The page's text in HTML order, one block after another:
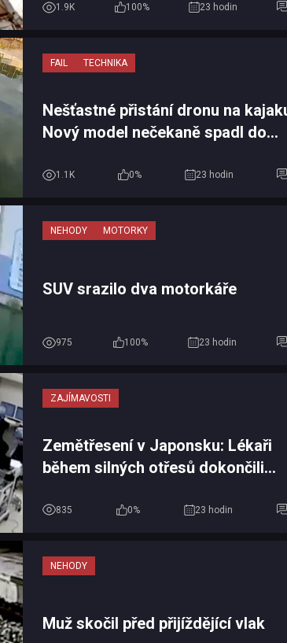
1.9K 100% 23 hodin
FAIL TECHNIKA
Nešťastné přistání dronu na
Nový model nečekaně spadl do
1.1K 0% 23 hodin
NEHODY MOTORKY
SUV srazilo dva motorkáře
975 100% 23 hodin
ZAJÍMAVOSTI
Zemětřesení v Japonsku: Lékaři
během silných otřesů dokončili
vlastní...
835 0% 23 hodin
NEHODY
Muž skočil před přijíždějící vlak